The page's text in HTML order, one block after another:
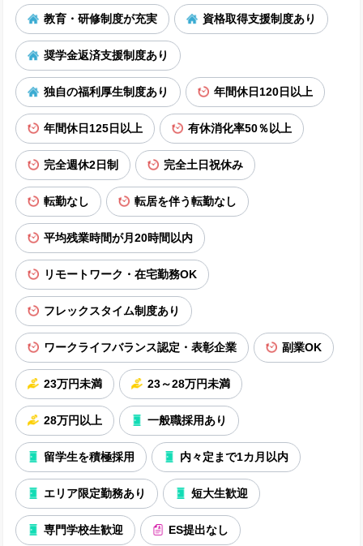
教育・研修制度が充実 資格取得支援制度あり
奨学金返済支援制度あり
独自の福利厚生制度あり 年間休日120日以上
年間休日125日以上 有休消化率50％以上
完全週休2日制 完全土日祝休み
転勤なし 転居を伴う転勤なし
平均残業時間が月20時間以内
リモートワーク・在宅勤務OK
フレックスタイム制度あり
ワークライフバランス認定・表彰企業 副業OK
23万円未満 23～28万円未満
28万円以上 一般職採用あり
留学生を積極採用 内々定まで1カ月以内
エリア限定勤務あり 短大生歓迎
専門学校生歓迎 ES提出なし